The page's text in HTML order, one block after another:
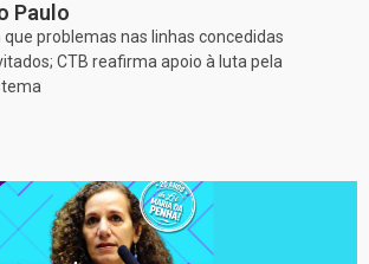
Paulo
problemas nas linhas concedidas
CTB reafirma apoio à luta pela